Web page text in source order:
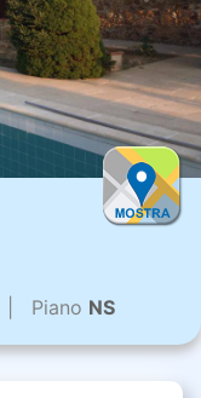
| Piano NS